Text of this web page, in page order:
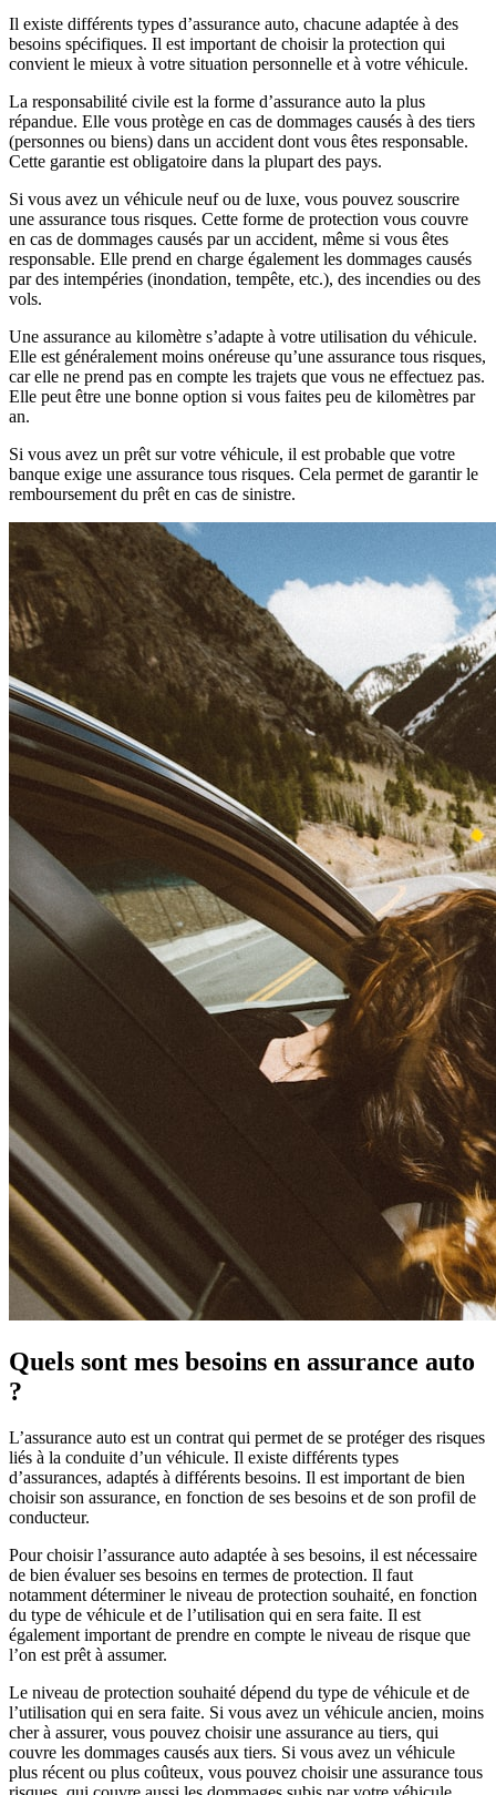
Il existe différents types d’assurance auto, chacune adaptée à des
besoins spécifiques. Il est important de choisir la protection qui
convient le mieux à votre situation personnelle et à votre véhicule.
La responsabilité civile est la forme d’assurance auto la plus
répandue. Elle vous protège en cas de dommages causés à des tiers
(personnes ou biens) dans un accident dont vous êtes responsable.
Cette garantie est obligatoire dans la plupart des pays.
Si vous avez un véhicule neuf ou de luxe, vous pouvez souscrire
une assurance tous risques. Cette forme de protection vous couvre
en cas de dommages causés par un accident, même si vous êtes
responsable. Elle prend en charge également les dommages causés
par des intempéries (inondation, tempête, etc.), des incendies ou des
vols.
Une assurance au kilomètre s’adapte à votre utilisation du véhicule.
Elle est généralement moins onéreuse qu’une assurance tous risques,
car elle ne prend pas en compte les trajets que vous ne effectuez pas.
Elle peut être une bonne option si vous faites peu de kilomètres par
an.
Si vous avez un prêt sur votre véhicule, il est probable que votre
banque exige une assurance tous risques. Cela permet de garantir le
remboursement du prêt en cas de sinistre.
Quels sont mes besoins en assurance auto
?
L’assurance auto est un contrat qui permet de se protéger des risques
liés à la conduite d’un véhicule. Il existe différents types
d’assurances, adaptés à différents besoins. Il est important de bien
choisir son assurance, en fonction de ses besoins et de son profil de
conducteur.
Pour choisir l’assurance auto adaptée à ses besoins, il est nécessaire
de bien évaluer ses besoins en termes de protection. Il faut
notamment déterminer le niveau de protection souhaité, en fonction
du type de véhicule et de l’utilisation qui en sera faite. Il est
également important de prendre en compte le niveau de risque que
l’on est prêt à assumer.
Le niveau de protection souhaité dépend du type de véhicule et de
l’utilisation qui en sera faite. Si vous avez un véhicule ancien, moins
cher à assurer, vous pouvez choisir une assurance au tiers, qui
couvre les dommages causés aux tiers. Si vous avez un véhicule
plus récent ou plus coûteux, vous pouvez choisir une assurance tous